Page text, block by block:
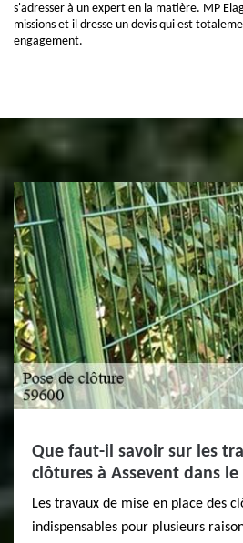
s'adresser à un expert en la matière. MP
missions et il dresse un devis qui est
engagement.
Que faut-il savoir sur les
clôtures à Assevent dans le
Les travaux de mise en place des
indispensables pour plusieurs